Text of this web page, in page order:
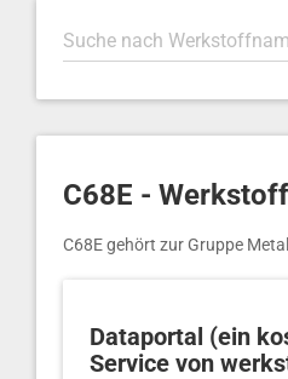
C68E - Werkstoff
C68E gehört zur Gruppe
Dataportal (ein
Service von